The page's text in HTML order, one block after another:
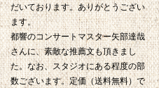
だいております。ありがとうござい
ます。
都響のコンサートマスター矢部達哉
さんに、素敵な推薦文も頂きまし
た。なお、スタジオにある程度の部
数ございます。定価（送料無料）で